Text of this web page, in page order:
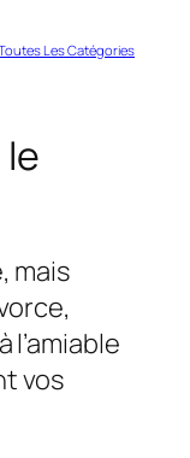
Les Catégories
mais
vos